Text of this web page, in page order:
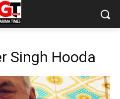
Singh Hooda